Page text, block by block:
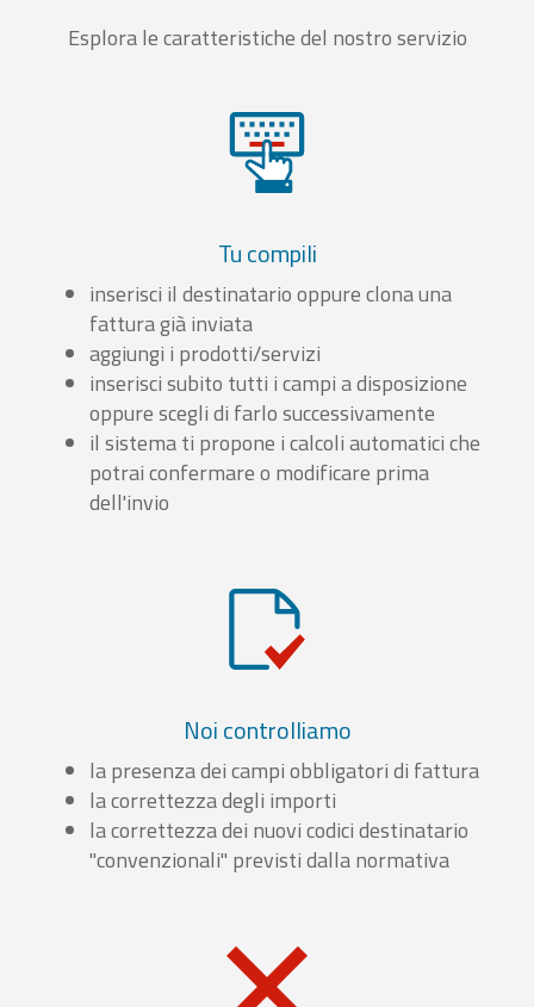
Esplora le caratteristiche del nostro servizio
Tu compili
inserisci il destinatario oppure clona una
fattura già inviata
aggiungi i prodotti/servizi
inserisci subito tutti i campi a disposizione
oppure scegli di farlo successivamente
il sistema ti propone i calcoli automatici che
potrai confermare o modificare prima
dell'invio
Noi controlliamo
la presenza dei campi obbligatori di fattura
la correttezza degli importi
la correttezza dei nuovi codici destinatario
"convenzionali" previsti dalla normativa